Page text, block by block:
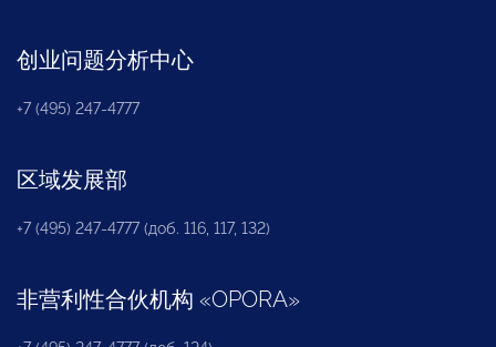
创业问题分析中心
+7 (495) 247-4777
区域发展部
+7 (495) 247-4777 (доб. 116, 117, 132)
非营利性合伙机构 «OPORA»